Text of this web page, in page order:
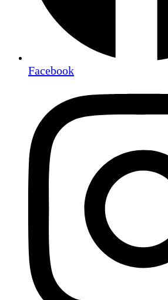
Facebook